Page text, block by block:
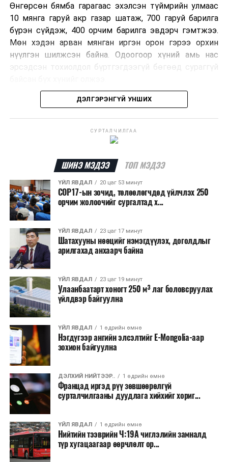
Өнгөрсөн бямба гарагаас эхэлсэн түймрийн улмаас
10 мянга гаруй акр газар шатаж, 700 гаруй барилга
бүрэн сүйдэж, 400 орчим барилга эвдэрч гэмтжээ.
Мөн хэдэн арван мянган иргэн орон гэрээ орхин
нүүлгэн шилжсэн байна. Одоогоор хүний амь нас
эрсэдсэн тохиолдол бүртгэгдээгүй бөгөөд сураггүй
Албаныхны мэдээлснээр түймрийн нэг голомтыг
шатаасан гэх үндэслэлээр эрүүгийн хэрэг үүсгэн
шалтгааныг үргэлжлүүлэн тогтоож байгаа бөгөөд
аянгын улмаас үүсээгүй гэж үзэж байгаа аж.
Одоогоор АНУ даяар 13 мужид 90 гаруй томоохон ой,
хээрийн түймэр идэвхтэй үргэлжилж байгаагийн
талаас илүү нь Орегон болон Вашингтон мужид
бүртгэгдсэн байна. Цаг уурын байгууллагууд ойрын
өдрүүдэд агаарын температур дахин огцом
нэмэгдэж, хуурайшилт эрчимжих төлөвтэй байгааг
анхааруулсан бөгөөд энэ нь гал унтраах ажиллагаанд
шинэ сорилт учруулж болзошгүйг онцолжээ.
ДЭЛГЭРЭНГҮЙ УНШИХ
СУРТАЛЧИЛГАА
ШИНЭ МЭДЭЭ ТОП МЭДЭЭ
ҮЙЛ ЯВДАЛ 20 цаг 53 минут
COP17-ын зочид, төлөөлөгчдөд үйлчлэх 250
орчим жолоочийг сургалтад х...
ҮЙЛ ЯВДАЛ 23 цаг 17 минут
Шатахууны нөөцийг нэмэгдүүлэх, доголдлыг
арилгахад анхаарч байна
ҮЙЛ ЯВДАЛ 23 цаг 19 минут
Улаанбаатарт хоногт 250 м³ лаг боловсруулах
үйлдвэр байгуулна
ҮЙЛ ЯВДАЛ 1 өдрийн өмнө
Нэгдүгээр ангийн элсэлтийг E-Mongolia-аар
зохион байгуулна
ДЭЛХИЙ НИЙТЭЭР.. 1 өдрийн өмнө
Францад иргэд рүү зөвшөөрөлгүй
сурталчилгааны дуудлага хийхийг хориг...
ҮЙЛ ЯВДАЛ 1 өдрийн өмнө
Нийтийн тээврийн Ч:19А чиглэлийн замналд
түр хугацаагаар өөрчлөлт ор...